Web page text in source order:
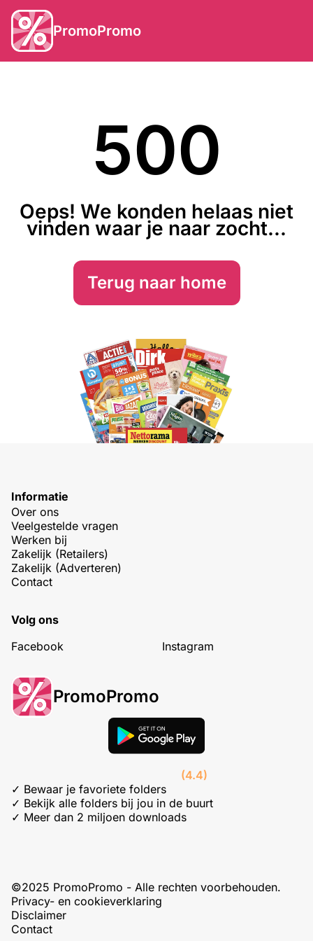
PromoPromo
500
Oeps! We konden helaas niet
vinden waar je naar zocht...
Terug naar home
Informatie
Over ons
Veelgestelde vragen
Werken bij
Zakelijk (Retailers)
Zakelijk (Adverteren)
Contact
Volg ons
Facebook
Instagram
PromoPromo
(4.4)
✓ Bewaar je favoriete folders
✓ Bekijk alle folders bij jou in de buurt
✓ Meer dan 2 miljoen downloads
©2025 PromoPromo - Alle rechten voorbehouden.
Privacy- en cookieverklaring
Disclaimer
Contact